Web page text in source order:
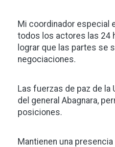
Mi coordinador especial
todos los actores las 24
lograr que las partes se
negociaciones.
Las fuerzas de paz de la
del general Abagnara,
posiciones.
Mantienen una